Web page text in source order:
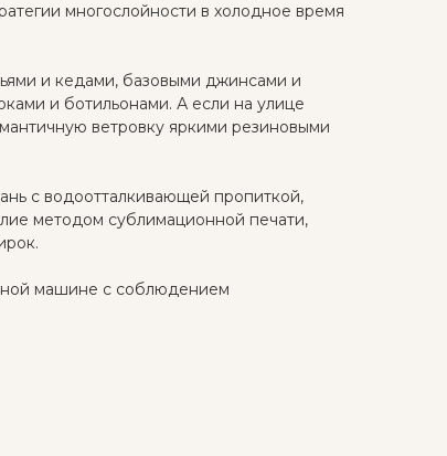
многослойности в холодное время
и кедами, базовыми джинсами и
и ботильонами. А если на улице
ветровку яркими резиновыми
с водоотталкивающей пропиткой,
методом сублимационной печати,
машине с соблюдением